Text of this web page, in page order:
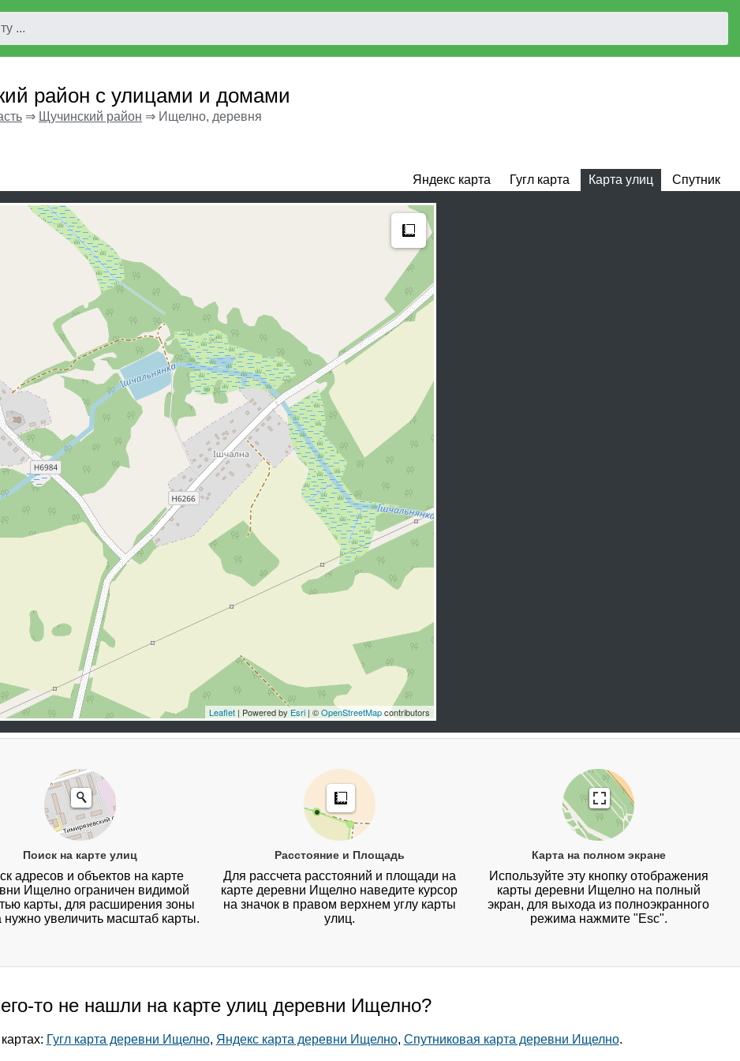
район с улицами и домами
⇒ Щучинский район ⇒ Ищелно, деревня
Яндекс карта Гугл карта Карта улиц Спутник
Measure
Leaflet | Powered byEsri | ©OpenStreetMapcontributors
Поиск на карте улиц
адресов и объектов на карте
Ищелно ограничен видимой
карты, для расширения зоны
нужно увеличить масштаб карты.
Расстояние и Площадь
Для рассчета расстояний и площади на
карте деревни Ищелно наведите курсор
на значок в правом верхнем углу карты
улиц.
Карта на полном экране
Используйте эту кнопку отображения
карты деревни Ищелно на полный
экран, для выхода из полноэкранного
режима нажмите "Esc".
то не нашли на карте улиц деревни Ищелно?
Гугл карта деревни Ищелно, Яндекс карта деревни Ищелно, Спутниковая карта деревни Ищелно.